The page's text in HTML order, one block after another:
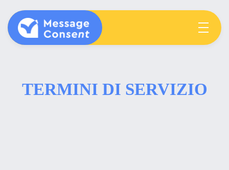
MESSAGE CONSENT
TERMINI DI SERVIZIO